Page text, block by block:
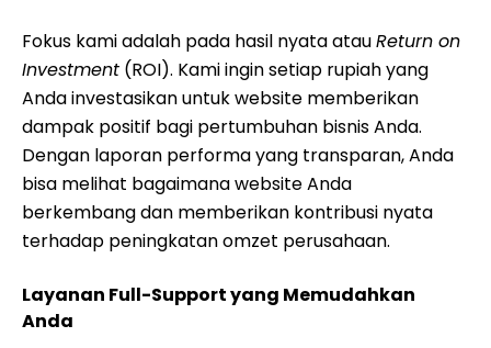
Fokus kami adalah pada hasil nyata atauReturn on
Investment (ROI). Kami ingin setiap rupiah yang
Anda investasikan untuk website memberikan
dampak positif bagi pertumbuhan bisnis Anda.
Dengan laporan performa yang transparan, Anda
bisa melihat bagaimana website Anda
berkembang dan memberikan kontribusi nyata
terhadap peningkatan omzet perusahaan.
Layanan Full-Support yang Memudahkan
Anda